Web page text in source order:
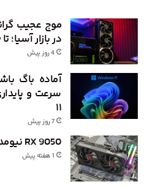
در بازار آسیا؛ تا ۵۰ درصد افزایش قیمت!
4 روز پیش
آماده باگ
سرعت و
۱۱
7 روز پیش
RX 9050 نیومده آبروی AMD رو برد!
1 هفته پیش